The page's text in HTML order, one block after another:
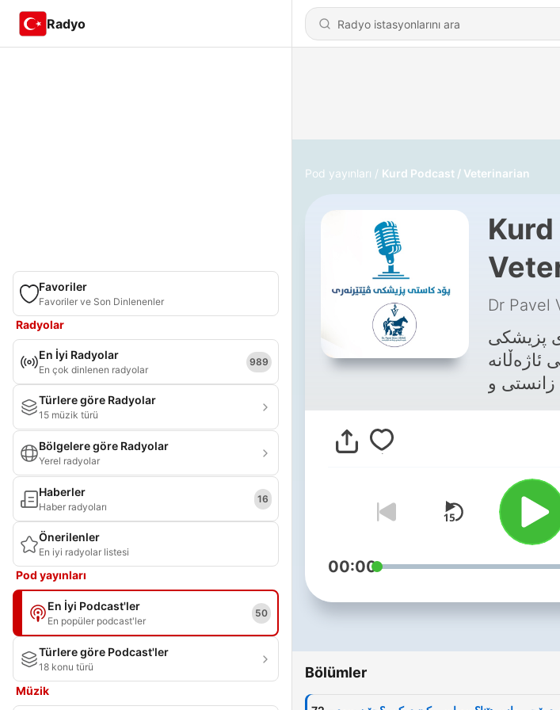
Radyo
Favoriler
Favoriler ve Son Dinlenenler
Radyolar
En İyi Radyolar
En çok dinlenen radyolar
989
Türlere göre Radyolar
15 müzik türü
Bölgelere göre Radyolar
Yerel radyolar
Haberler
Haber radyoları
16
Önerilenler
En iyi radyolar listesi
Pod yayınları
En İyi Podcast'ler
En popüler podcast'ler
50
Türlere göre Podcast'ler
18 konu türü
Müzik
Pod yayınları Kurd Podcast / Veterinarian
Dr Pavel
پزیشکی
ئاژەڵانە
زانستی و
کە
کە
لەلایەن
و
بە
هەیە بۆ
هەموو
دەست
مشتومڕ
00:00
Bölümler